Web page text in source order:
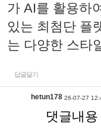
가 AI를 활용하
있는 최첨단 플
는 다양한 스타
답글달기
hetun178 26-07-27
댓글내